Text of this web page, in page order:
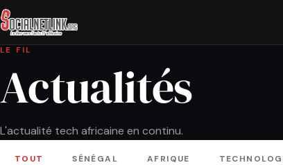
LE FIL
Actualités
L'actualité tech africaine en continu.
TOUT SÉNÉGAL AFRIQUE